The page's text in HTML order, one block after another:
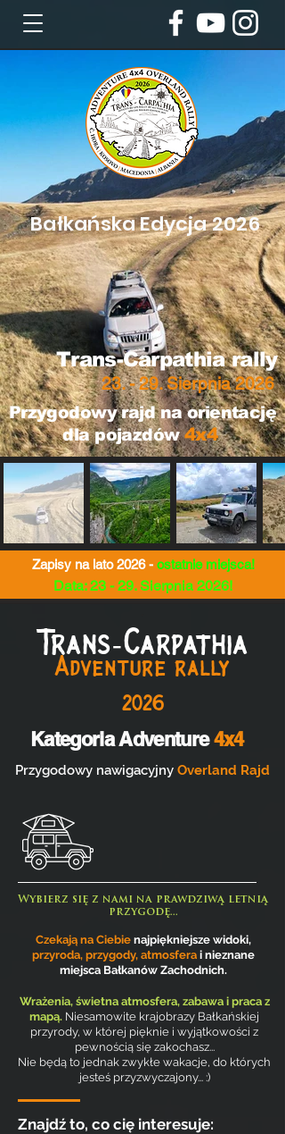
Trans-Carpathia rally
23. - 29. Sierpnia 2026
Przygodowy rajd na orientację
dla pojazdów 4x4
Bałkańska Edycja 2026
Zapisy na lato 2026 - ostatnie miejsca!
Data: 23 - 29. Sierpnia 2026!
Trans-Carpathia
Adventure rally
2026
Przygodowy nawigacyjny Overland Rajd
Kategoria Adventure4x4
Wybierz się z nami na prawdziwą letnią
przygodę...
Czekają na Ciebie najpiękniejsze widoki,
przyroda, przygody, atmosfera i nieznane
miejsca Bałkanów Zachodnich.
Wrażenia, świetna atmosfera, zabawa i praca z
mapą. Niesamowite krajobrazy Bałkańskiej
przyrody, w której pięknie i wyjątkowości z
pewnością się zakochasz...
Nie będą to jednak zwykłe wakacje, do których
jesteś przyzwyczajony... :)
Znajdź to, co cię interesuje: